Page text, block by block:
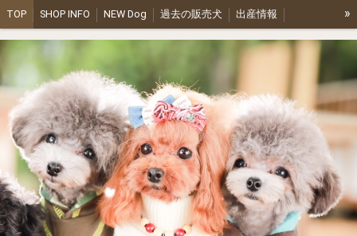
TOP SHOP INFO NEW Dog 過去の販売犬 出産情報
olive kennel ファミリー
»